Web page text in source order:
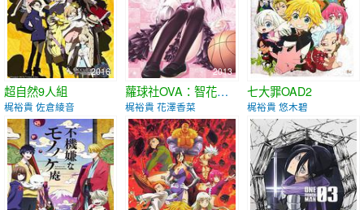
2016
超自然9人組
梶裕貴 佐倉綾音
2013
蘿球社OVA：智花的草莓星期天
梶裕貴 花澤香菜
2015
七大罪OAD2
梶裕貴 悠木碧